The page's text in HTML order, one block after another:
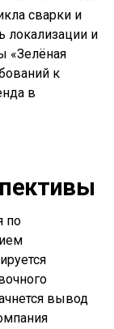
сварки и
локализации и
«Зелёная
к
в
по
вывод